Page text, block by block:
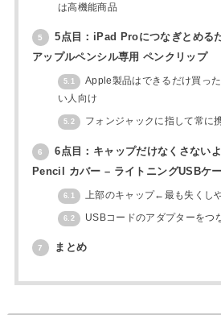
は高機能商品
5
5点目：iPad Proにつなぎとめる
アップルペンシル専用 ペンクリップ
5.1
Apple製品はできるだけ買っ
い人向け
5.2 フォンジャックに指して常に
6
6点目：キャップだけなくさない
Pencil カバー – ライトニングUSBケ
6.1 上部のキャップ←最も失くし
6.2 USBコードのアダプターをつ
7 まとめ